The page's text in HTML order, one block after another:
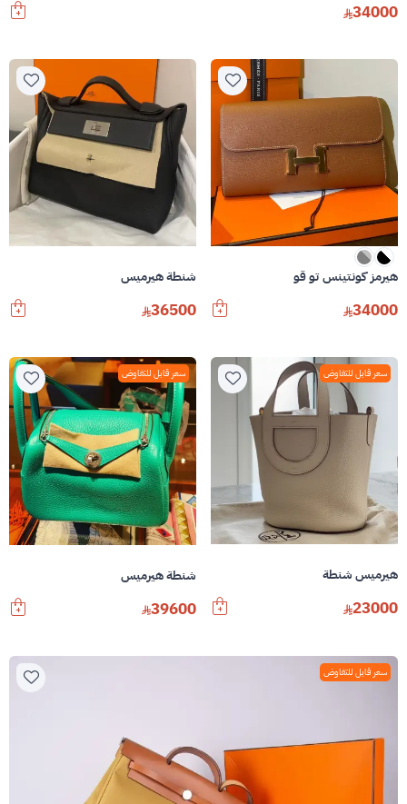
34000
هيرمز كونتينس تو قو
34000
شنطة هيرميس
36500
سعر قابل للتفاوض
هيرميس شنطة
23000
سعر قابل للتفاوض
شنطة هيرميس
39600
سعر قابل للتفاوض